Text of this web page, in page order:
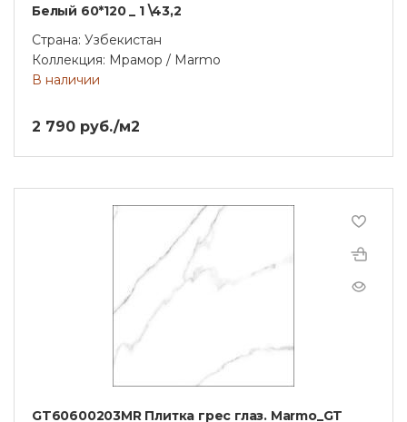
Белый 60*120 _ 1 \43,2
Страна: Узбекистан
Коллекция: Мрамор / Marmo
В наличии
2 790 руб./м2
GT60600203MR Плитка грес глаз. Marmo_GT